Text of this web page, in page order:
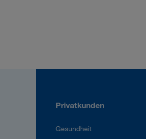
Privatkunden
Gesundheit